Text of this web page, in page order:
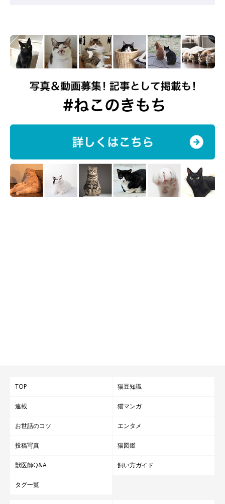
TOP 猫豆知識
連載 猫マンガ
お世話のコツ エンタメ
投稿写真 猫図鑑
獣医師Q&A 飼い方ガイド
タグ一覧